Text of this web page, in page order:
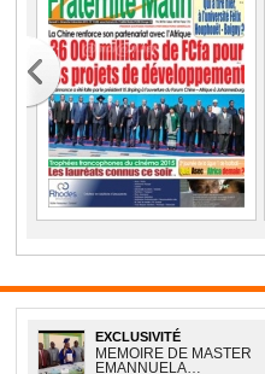
EXCLUSIVITÉ
MEMOIRE DE MASTER
EMANNUELA